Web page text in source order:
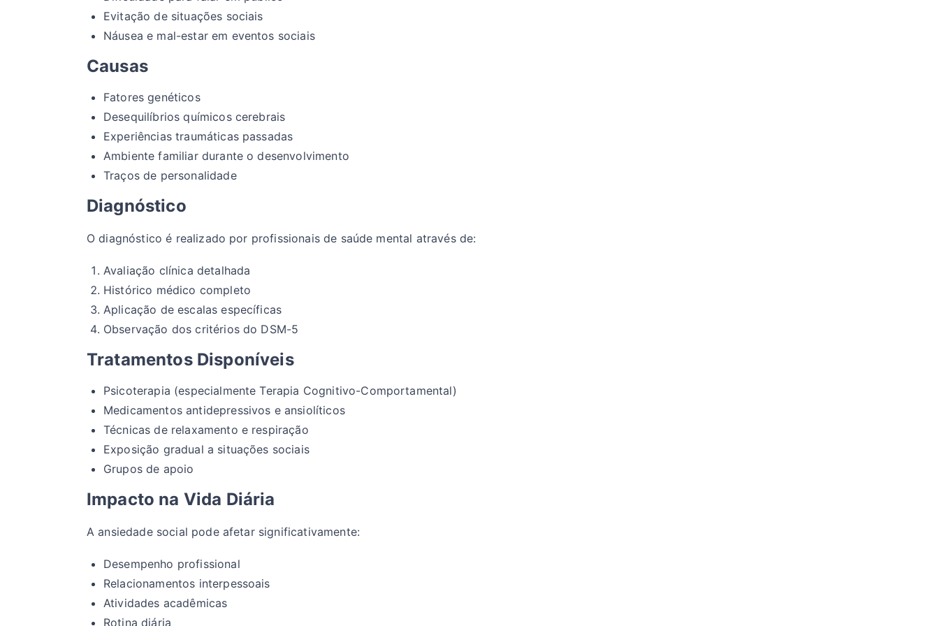
Evitação de situações sociais
Náusea e mal-estar em eventos sociais
Causas
Fatores genéticos
Desequilíbrios químicos cerebrais
Experiências traumáticas passadas
Ambiente familiar durante o desenvolvimento
Traços de personalidade
Diagnóstico
O diagnóstico é realizado por profissionais de saúde mental através de:
Avaliação clínica detalhada
Histórico médico completo
Aplicação de escalas específicas
Observação dos critérios do DSM-5
Tratamentos Disponíveis
Psicoterapia (especialmente Terapia Cognitivo-Comportamental)
Medicamentos antidepressivos e ansiolíticos
Técnicas de relaxamento e respiração
Exposição gradual a situações sociais
Grupos de apoio
Impacto na Vida Diária
A ansiedade social pode afetar significativamente:
Desempenho profissional
Relacionamentos interpessoais
Atividades acadêmicas
Rotina diária